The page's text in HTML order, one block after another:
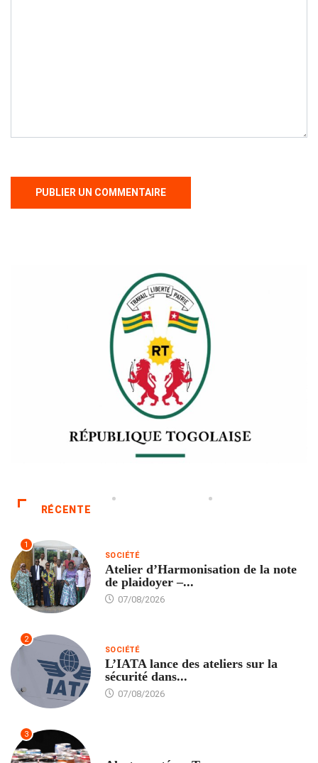
RÉCENTE
1
SOCIÉTÉ
Atelier d’Harmonisation de la note
de plaidoyer –...
07/08/2026
2
SOCIÉTÉ
L’IATA lance des ateliers sur la
sécurité dans...
07/08/2026
3